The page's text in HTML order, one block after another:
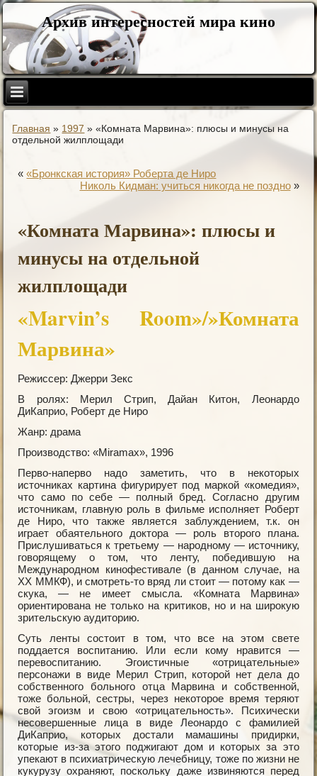
Архив интересностей мира кино
Главная » 1997 »«Комната Марвина»: плюсы и минусы на
отдельной жилплощади
««Бронкская история» Роберта де Ниро
Николь Кидман: учиться никогда не поздно»
«Комната Марвина»: плюсы и
минусы на отдельной
жилплощади
«Marvin’s Room»/»Комната
Марвина»
Режиссер: Джерри Зекс
В ролях: Мерил Стрип, Дайан Китон, Леонардо
ДиКаприо, Роберт де Ниро
Жанр: драма
Производство: «Miramax», 1996
Перво-наперво надо заметить, что в некоторых
источниках картина фигурирует под маркой «комедия»,
что само по себе — полный бред. Согласно другим
источникам, главную роль в фильме исполняет Роберт
де Ниро, что также является заблуждением, т.к. он
играет обаятельного доктора — роль второго плана.
Прислушиваться к третьему — народному — источнику,
говорящему о том, что ленту, победившую на
Международном кинофестивале (в данном случае, на
XX ММКФ), и смотреть-то вряд ли стоит — потому как —
скука, — не имеет смысла. «Комната Марвина»
ориентирована не только на критиков, но и на широкую
зрительскую аудиторию.
Суть ленты состоит в том, что все на этом свете
поддается воспитанию. Или если кому нравится —
перевоспитанию. Эгоистичные «отрицательные»
персонажи в виде Мерил Стрип, которой нет дела до
собственного больного отца Марвина и собственной,
тоже больной, сестры, через некоторое время теряют
свой эгоизм и свою «отрицательность». Психически
несовершенные лица в виде Леонардо с фамилией
ДиКаприо, которых достали мамашины придирки,
которые из-за этого поджигают дом и которых за это
упекают в психиатрическую лечебницу, тоже по жизни не
кукурузу охраняют, поскольку даже извиняются перед